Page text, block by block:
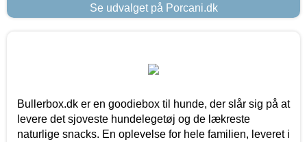
Se udvalget på Porcani.dk
Bullerbox.dk er en goodiebox til hunde, der slår sig på at
levere det sjoveste hundelegetøj og de lækreste
naturlige snacks. En oplevelse for hele familien, leveret i